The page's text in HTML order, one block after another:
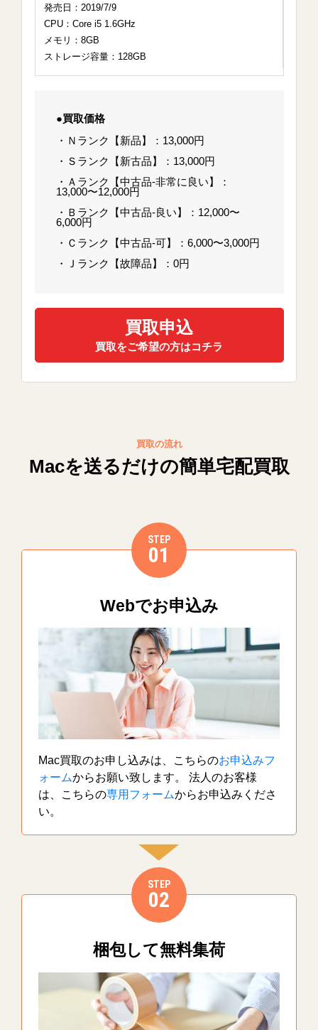
発売日：2019/7/9
CPU：Core i5 1.6GHz
メモリ：8GB
ストレージ容量：128GB
●買取価格
・Ｎランク【新品】：13,000円
・Ｓランク【新古品】：13,000円
・Ａランク【中古品-非常に良い】：
13,000〜12,000円
・Ｂランク【中古品-良い】：12,000〜
6,000円
・Ｃランク【中古品-可】：6,000〜3,000円
・Ｊランク【故障品】：0円
買取申込
買取をご希望の方はコチラ
買取の流れ
Macを送るだけの簡単宅配買取
STEP
01
Webでお申込み
Mac買取のお申し込みは、こちらのお申込みフ
ォームからお願い致します。 法人のお客様
は、こちらの専用フォームからお申込みくださ
い。
STEP
02
梱包して無料集荷